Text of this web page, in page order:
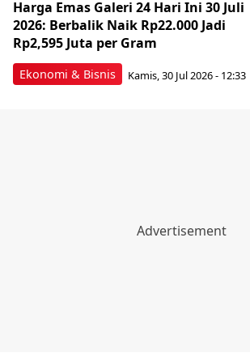
Ekonomi & Bisnis
Harga Emas Galeri 24 Hari Ini 30 Juli
2026: Berbalik Naik Rp22.000 Jadi
Rp2,595 Juta per Gram
Kamis, 30 Jul 2026 - 12:33